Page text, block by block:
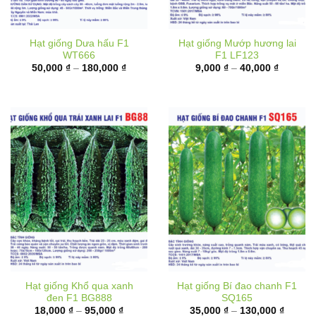
Hạt giống Dưa hấu F1
WT666
50,000 ₫ – 180,000 ₫Khoảng
180,000 ₫
Hạt giống Mướp hương lai
F1 LF123
9,000 ₫ – 40,000 ₫Khoảng
40,000 ₫
Hạt giống Khổ qua xanh
đen F1 BG888
18,000 ₫ – 95,000 ₫Khoảng
Hạt giống Bí đao chanh F1
SQ165
35,000 ₫ – 130,000 ₫